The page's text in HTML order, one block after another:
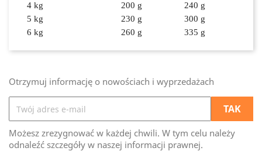
4 kg
200 g
240 g
5 kg
230 g
300 g
6 kg
260 g 335 g
Otrzymuj informację o nowościach i wyprzedażach
Możesz zrezygnować w każdej chwili. W tym celu należy
odnaleźć szczegóły w naszej informacji prawnej.